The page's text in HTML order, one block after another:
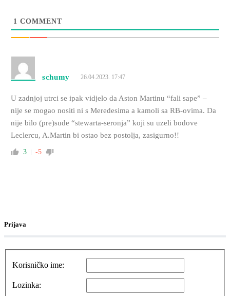
1 COMMENT
schumy 26.04.2023. 17:47
U zadnjoj utrci se ipak vidjelo da Aston Martinu “fali sape” –
nije se mogao nositi ni s Meredesima a kamoli sa RB-ovima. Da
nije bilo (pre)sude “stewarta-seronja” koji su uzeli bodove
Leclercu, A.Martin bi ostao bez postolja, zasigurno!!
3 -5
Prijava
Korisničko ime:
Lozinka: